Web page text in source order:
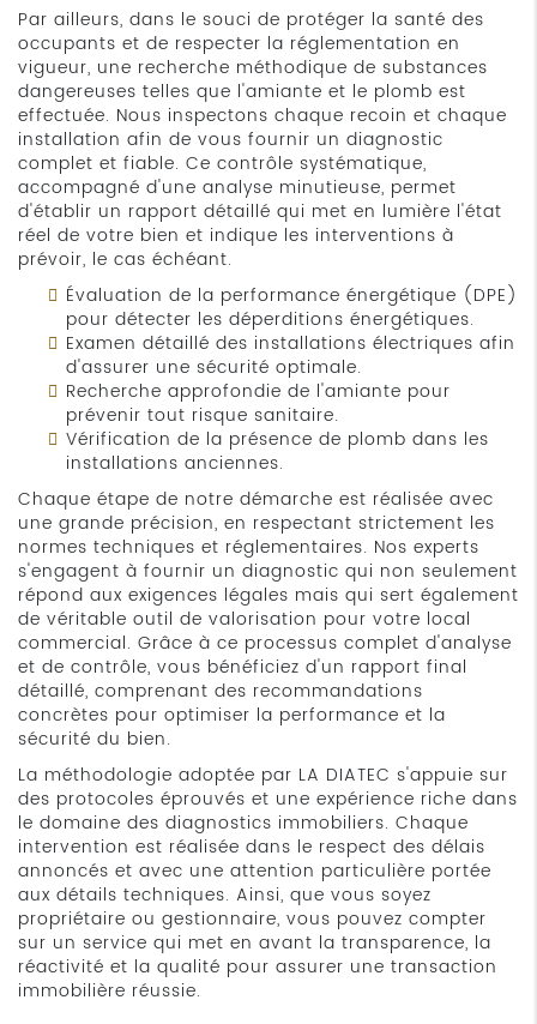
Par ailleurs, dans le souci de protéger la santé des
occupants et de respecter la réglementation en
vigueur, une recherche méthodique de substances
dangereuses telles que l'amiante et le plomb est
effectuée. Nous inspectons chaque recoin et chaque
installation afin de vous fournir un diagnostic
complet et fiable. Ce contrôle systématique,
accompagné d'une analyse minutieuse, permet
d'établir un rapport détaillé qui met en lumière l'état
réel de votre bien et indique les interventions à
prévoir, le cas échéant.
Évaluation de la performance énergétique (DPE)
pour détecter les déperditions énergétiques.
Examen détaillé des installations électriques afin
d'assurer une sécurité optimale.
Recherche approfondie de l'amiante pour
prévenir tout risque sanitaire.
Vérification de la présence de plomb dans les
installations anciennes.
Chaque étape de notre démarche est réalisée avec
une grande précision, en respectant strictement les
normes techniques et réglementaires. Nos experts
s'engagent à fournir un diagnostic qui non seulement
répond aux exigences légales mais qui sert également
de véritable outil de valorisation pour votre local
commercial. Grâce à ce processus complet d'analyse
et de contrôle, vous bénéficiez d'un rapport final
détaillé, comprenant des recommandations
concrètes pour optimiser la performance et la
sécurité du bien.
La méthodologie adoptée par LA DIATEC s'appuie sur
des protocoles éprouvés et une expérience riche dans
le domaine des diagnostics immobiliers. Chaque
intervention est réalisée dans le respect des délais
annoncés et avec une attention particulière portée
aux détails techniques. Ainsi, que vous soyez
propriétaire ou gestionnaire, vous pouvez compter
sur un service qui met en avant la transparence, la
réactivité et la qualité pour assurer une transaction
immobilière réussie.